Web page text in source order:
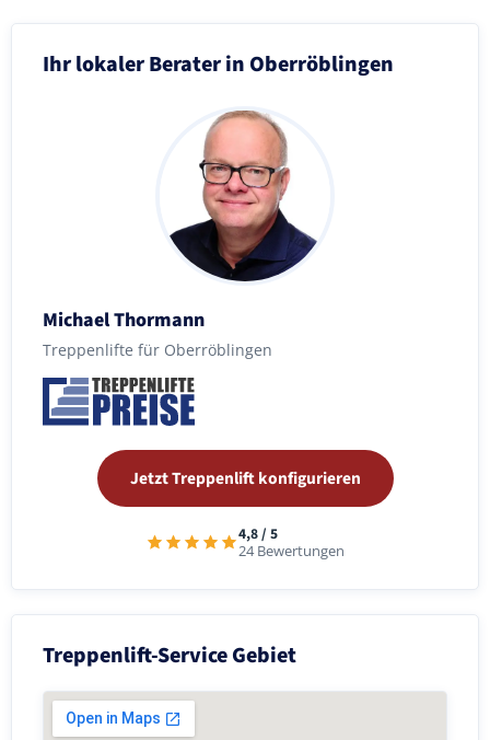
Ihr lokaler Berater in Oberröblingen
Michael Thormann
Treppenlifte für Oberröblingen
Jetzt Treppenlift konfigurieren
4,8 / 5
24 Bewertungen
Treppenlift-Service Gebiet